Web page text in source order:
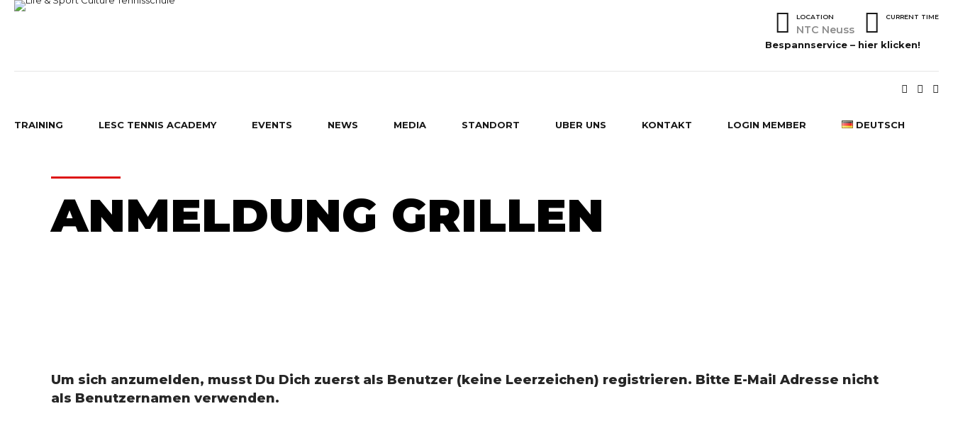
CURRENT TIME
LOCATION
NTC Neuss
Bespannservice – hier klicken!
TRAINING
BAMBINI TENNIS
LESC TENNIS ACADEMY EVENTS NEWS MEDIA STANDORT UBER UNS KONTAKT LOGIN MEMBER DEUTSCH
ANMELDUNG GRILLEN
Um sich anzumelden, musst Du Dich zuerst als Benutzer (keine Leerzeichen) registrieren. Bitte E-Mail Adresse nicht
als Benutzernamen verwenden.